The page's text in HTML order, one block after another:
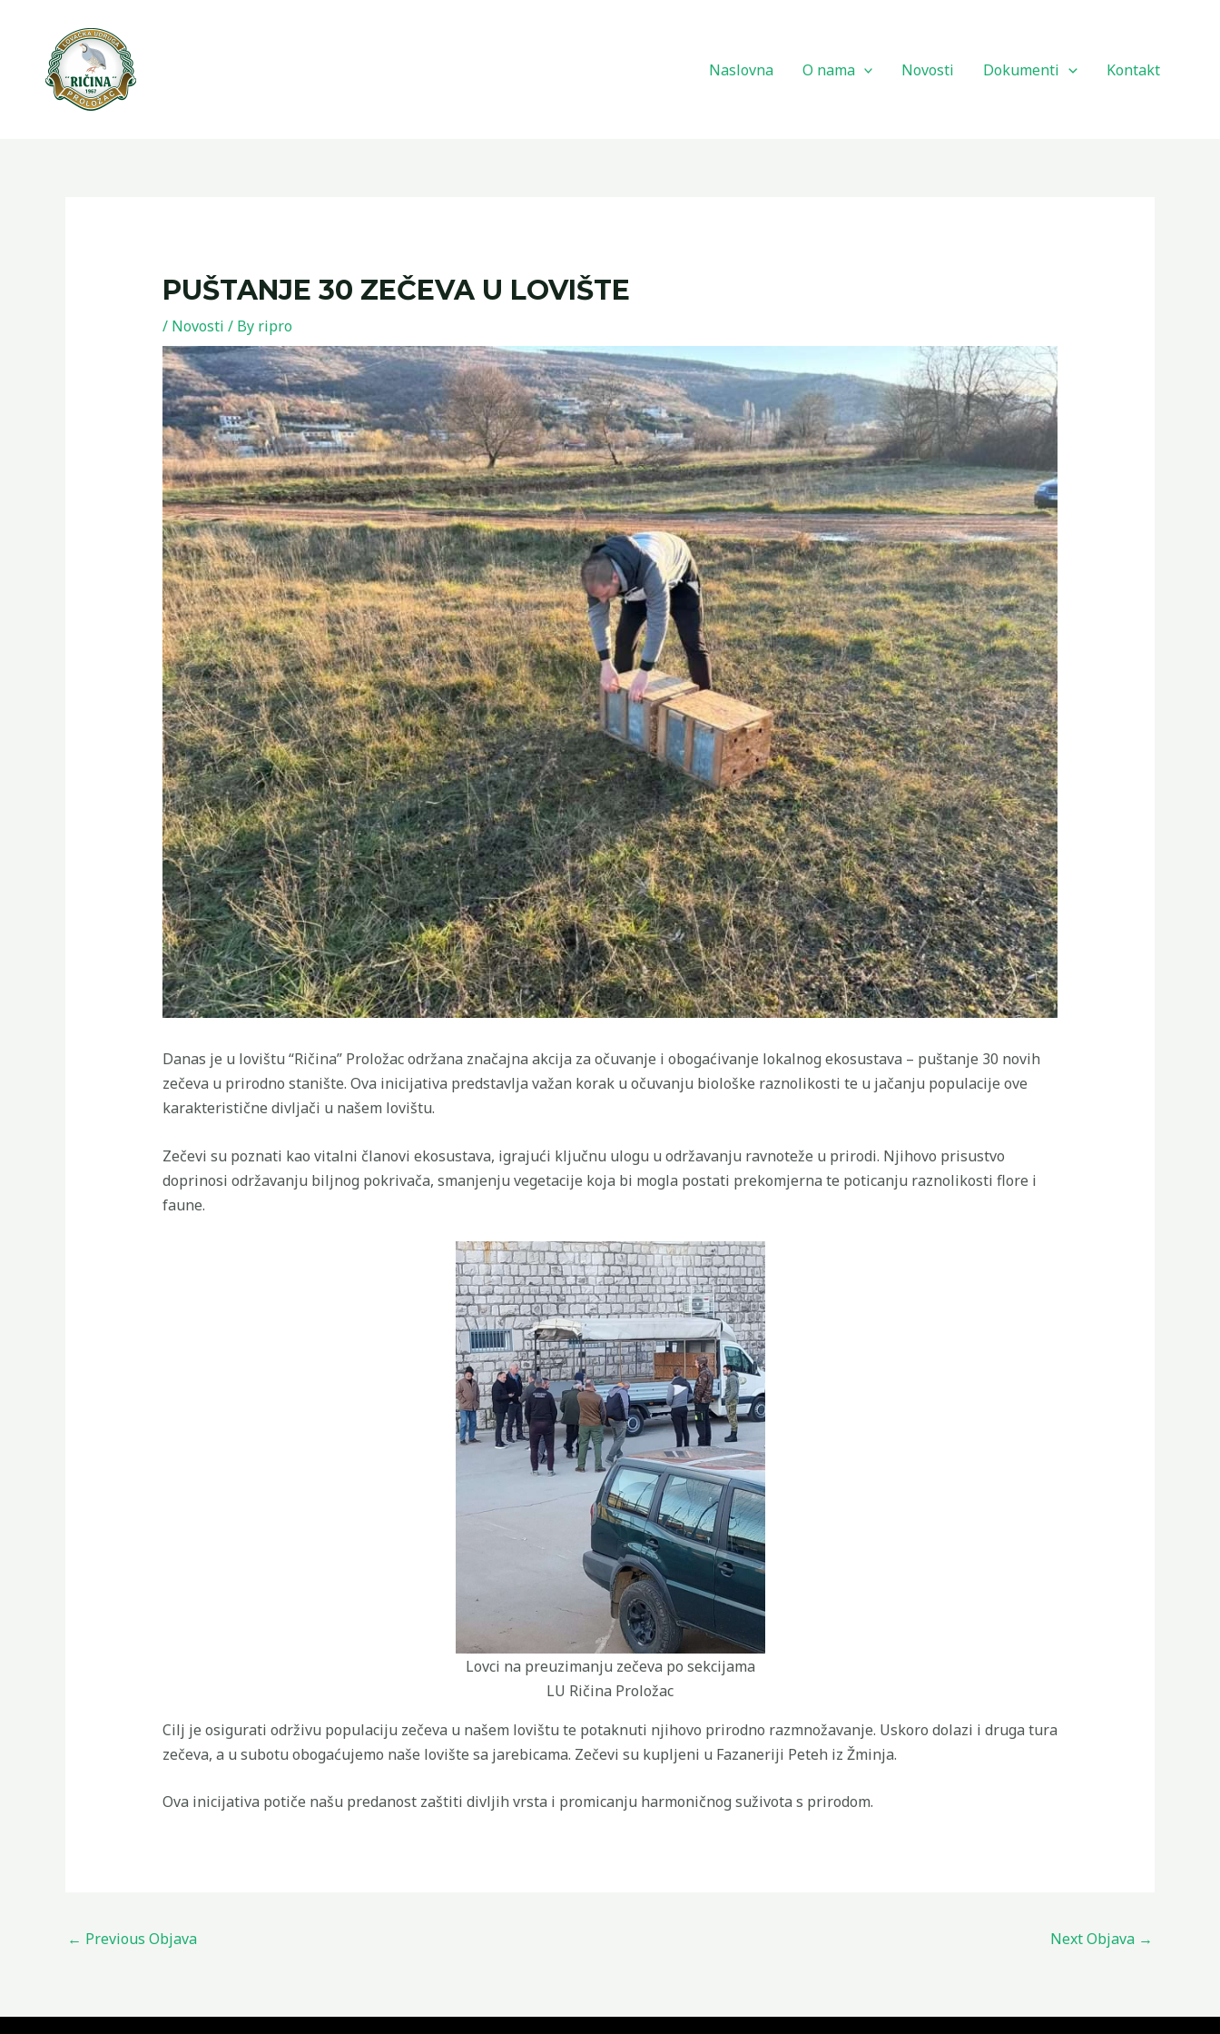
content
Naslovna O nama Novosti Dokumenti Kontakt
PUŠTANJE 30 ZEČEVA U LOVIŠTE
/ Novosti / By ripro
Danas je u lovištu “Ričina” Proložac održana značajna akcija za očuvanje i obogaćivanje lokalnog ekosustava – puštanje 30 novih
zečeva u prirodno stanište. Ova inicijativa predstavlja važan korak u očuvanju biološke raznolikosti te u jačanju populacije ove
karakteristične divljači u našem lovištu.
Zečevi su poznati kao vitalni članovi ekosustava, igrajući ključnu ulogu u održavanju ravnoteže u prirodi. Njihovo prisustvo
doprinosi održavanju biljnog pokrivača, smanjenju vegetacije koja bi mogla postati prekomjerna te poticanju raznolikosti flore i
faune.
Lovci na preuzimanju zečeva po sekcijama
LU Ričina Proložac
Cilj je osigurati održivu populaciju zečeva u našem lovištu te potaknuti njihovo prirodno razmnožavanje. Uskoro dolazi i druga tura
zečeva, a u subotu obogaćujemo naše lovište sa jarebicama. Zečevi su kupljeni u Fazaneriji Peteh iz Žminja.
Ova inicijativa potiče našu predanost zaštiti divljih vrsta i promicanju harmoničnog suživota s prirodom.
← Previous Objava Next Objava →